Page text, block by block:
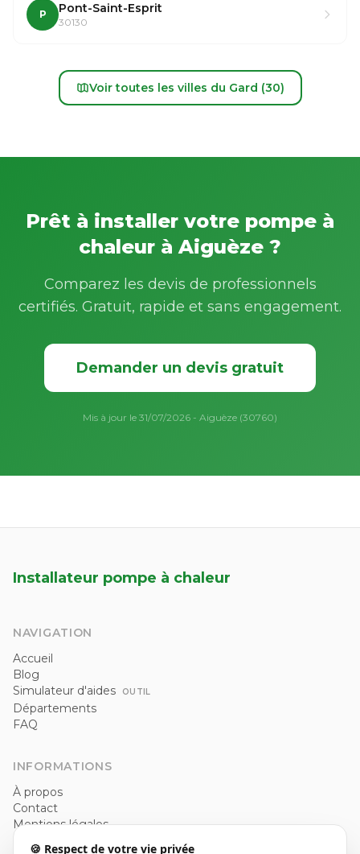
P Pont-Saint-Esprit
30130
Voir toutes les villes du Gard (30)
Prêt à installer votre pompe à
chaleur à Aiguèze ?
Comparez les devis de professionnels
certifiés. Gratuit, rapide et sans engagement.
Demander un devis gratuit
Mis à jour le 31/07/2026 - Aiguèze (30760)
Installateur pompe à chaleur
NAVIGATION
Accueil
Blog
Simulateur d'aides
OUTIL
Départements
FAQ
INFORMATIONS
À propos
Contact
Mentions légales
🍪 Respect de votre vie privée